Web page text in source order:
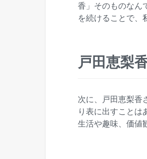
香」そのものなん
を続けることで、
戸田恵梨
次に、戸田恵梨香
り表に出すことは
生活や趣味、価値